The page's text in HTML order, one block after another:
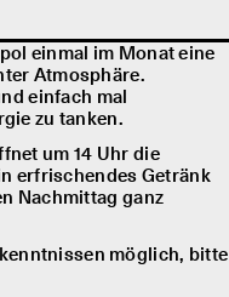
einmal im Monat eine
Atmosphäre.
einfach mal
zu tanken.
um 14 Uhr die
erfrischendes Getränk
Nachmittag ganz
möglich, bitte